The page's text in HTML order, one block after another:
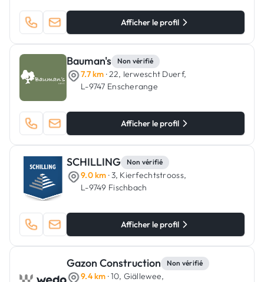
Afficher le profil
Bauman's Non vérifié
7.7 km · 22, Ierwescht Duerf,
L-9747 Enscherange
Afficher le profil
SCHILLING Non vérifié
9.0 km · 3, Kierfechtstrooss,
L-9749 Fischbach
Afficher le profil
Gazon Construction Non vérifié
9.4 km · 10, Giällewee,